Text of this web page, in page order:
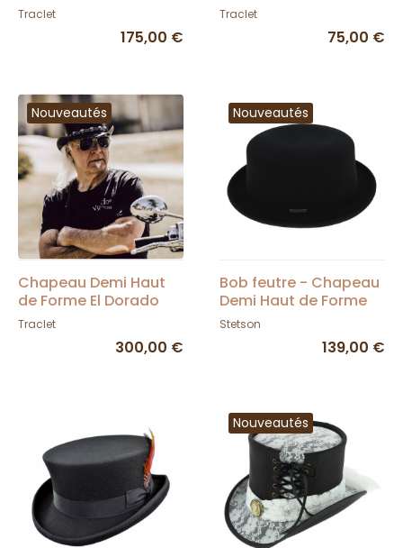
Imperméable Bleu -
Traclet
175,00 €
Sahara - Traclet
Traclet
75,00 €
Nouveautés
Chapeau Demi Haut
de Forme El Dorado
Cuir Noir - Head'N
Traclet
300,00 €
Nouveautés
Bob feutre - Chapeau
Demi Haut de Forme
Steeple Feutre Laine -
Stetson
139,00 €
Nouveautés